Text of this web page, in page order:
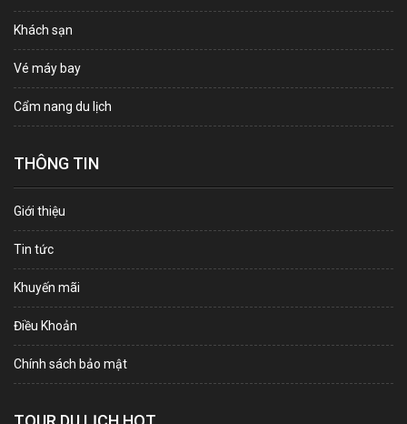
Khách sạn
Vé máy bay
Cẩm nang du lịch
THÔNG TIN
Giới thiệu
Tin tức
Khuyến mãi
Điều Khoản
Chính sách bảo mật